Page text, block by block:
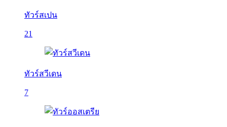
ทัวร์สเปน
21
ทัวร์สวีเดน
7